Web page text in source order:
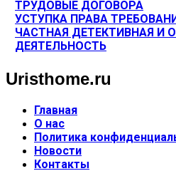
ТРУДОВЫЕ ДОГОВОРА
УСТУПКА ПРАВА
ЧАСТНАЯ ДЕТЕКТИВНАЯ И
ДЕЯТЕЛЬНОСТЬ
Uristhome.ru
Главная
О нас
Политика
Новости
Контакты